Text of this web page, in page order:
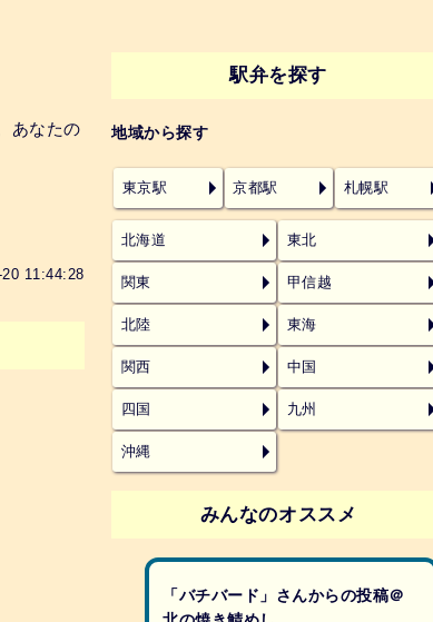
あなたの
11:44:28
駅弁を探す
地域から探す
東京駅 京都駅 札幌駅
北海道 東北
関東 甲信越
北陸 東海
関西 中国
四国 九州
沖縄
みんなのオススメ
「バチバード」さんからの投稿＠